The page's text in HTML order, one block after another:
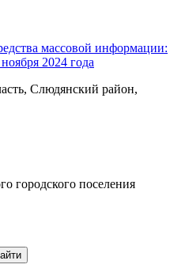
массовой информации:
2024 года
Слюдянский район,
городского поселения